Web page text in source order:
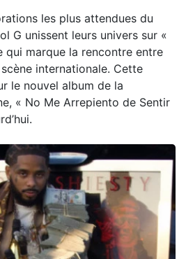
les plus attendues du
G unissent leurs univers sur «
qui marque la rencontre entre
internationale. Cette
le nouvel album de la
« No Me Arrepiento de Sentir